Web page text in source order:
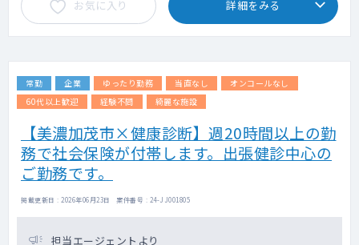
お気に入り 詳細をみる
常勤 企業 ゆったり勤務 当直なし
オンコールなし
60代以上歓迎
経験不問 綺麗な施設
【美濃加茂市×健康診断】週20時間以上の勤
務で社会保険が付帯します。出張健診中心の
ご勤務です。
掲載更新日 : 2026年06月23日 案件番号 : 24-JJ001805
担当エージェントより